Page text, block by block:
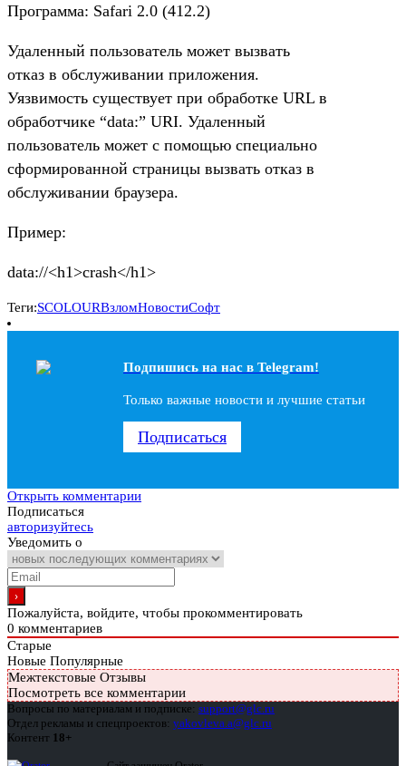
Программа: Safari 2.0 (412.2)
Удаленный пользователь может вызвать
отказ в обслуживании приложения.
Уязвимость существует при обработке URL в
обработчике “data:” URI. Удаленный
пользователь может с помощью специально
сформированной страницы вызвать отказ в
обслуживании браузера.
Пример:
data://<h1>crash</h1>
Теги:SCOLOURВзломНовостиСофт
Подпишись на наc в Telegram!
Только важные новости и лучшие статьи
Подписаться
Открыть комментарии
Подписаться
авторизуйтесь
Уведомить о
Пожалуйста, войдите, чтобы прокомментировать
0 комментариев
Старые
Новые Популярные
Межтекстовые Отзывы
Посмотреть все комментарии
Вопросы по материалам и подписке: support@glc.ru
Отдел рекламы и спецпроектов: yakovleva.a@glc.ru
Контент 18+